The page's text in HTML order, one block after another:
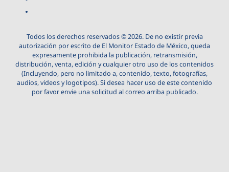
Todos los derechos reservados © 2026. De no existir previa
autorización por escrito de El Monitor Estado de México, queda
expresamente prohibida la publicación, retransmisión,
distribución, venta, edición y cualquier otro uso de los contenidos
(Incluyendo, pero no limitado a, contenido, texto, fotografías,
audios, videos y logotipos). Si desea hacer uso de este contenido
por favor envie una solicitud al correo arriba publicado.